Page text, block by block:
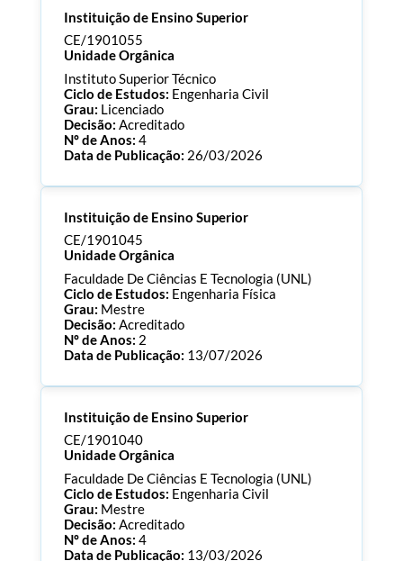
Processo:
CE/1901057
ECTS:180.0
Consultar Documentos
Instituição de Ensino Superior
CE/1901055
Unidade Orgânica
Instituto Superior Técnico
Ciclo de Estudos: Engenharia Civil
Grau: Licenciado
Decisão: Acreditado
Nº de Anos: 4
Data de Publicação: 26/03/2026
Processo:
CE/1901055
ECTS:180.0
Consultar Documentos
Instituição de Ensino Superior
CE/1901045
Unidade Orgânica
Faculdade De Ciências E Tecnologia (UNL)
Ciclo de Estudos: Engenharia Física
Grau: Mestre
Decisão: Acreditado
Nº de Anos: 2
Data de Publicação: 13/07/2026
Processo:
CE/1901045
ECTS:120.0
Consultar Documentos
Instituição de Ensino Superior
CE/1901040
Unidade Orgânica
Faculdade De Ciências E Tecnologia (UNL)
Ciclo de Estudos: Engenharia Civil
Grau: Mestre
Decisão: Acreditado
Nº de Anos: 4
Data de Publicação: 13/03/2026